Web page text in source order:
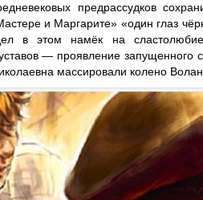
предрассудков
и Маргарите» «один глаз
в этом намёк на
— проявление запущенного
массировали колено